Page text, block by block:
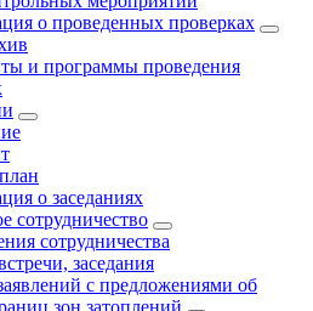
о проведенных проверках
и программы проведения
о заседаниях
сотрудничество
сотрудничества
заседания
с предложениями об
зон затоплений